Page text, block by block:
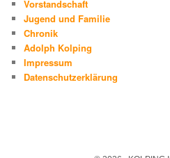
Vorstandschaft
Jugend und Familie
Chronik
Adolph Kolping
Impressum
Datenschutzerklärung